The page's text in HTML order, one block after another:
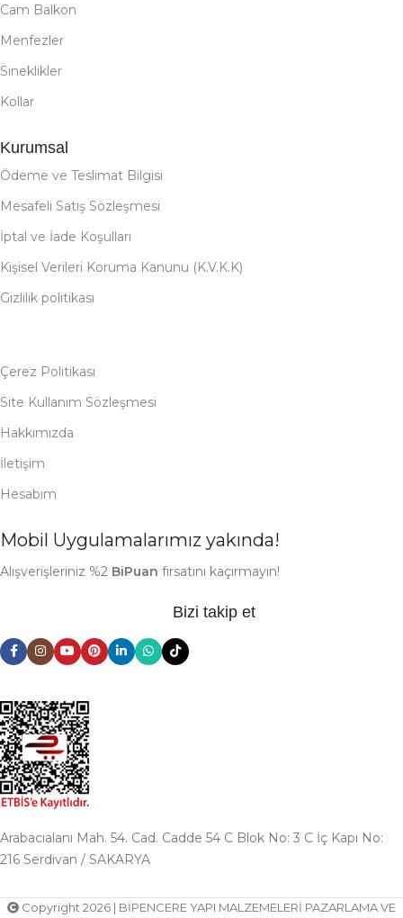
Cam Balkon
Menfezler
Sineklikler
Kollar
Kurumsal
Ödeme ve Teslimat Bilgisi
Mesafeli Satış Sözleşmesi
İptal ve İade Koşulları
Kişisel Verileri Koruma Kanunu (K.V.K.K)
Gizlilik politikası
Çerez Politikası
Site Kullanım Sözleşmesi
Hakkımızda
İletişim
Hesabım
Mobil Uygulamalarımız yakında!
Alışverişleriniz %2 BiPuan fırsatını kaçırmayın!
Bizi takip et
Arabacıalanı Mah. 54. Cad. Cadde 54 C Blok No: 3 C İç Kapı No:
216 Serdivan / SAKARYA
Copyright 2026 | BİPENCERE YAPI MALZEMELERİ PAZARLAMA VE